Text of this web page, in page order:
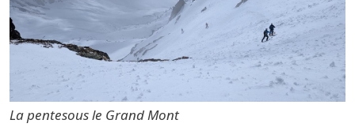
La pentesous le Grand Mont